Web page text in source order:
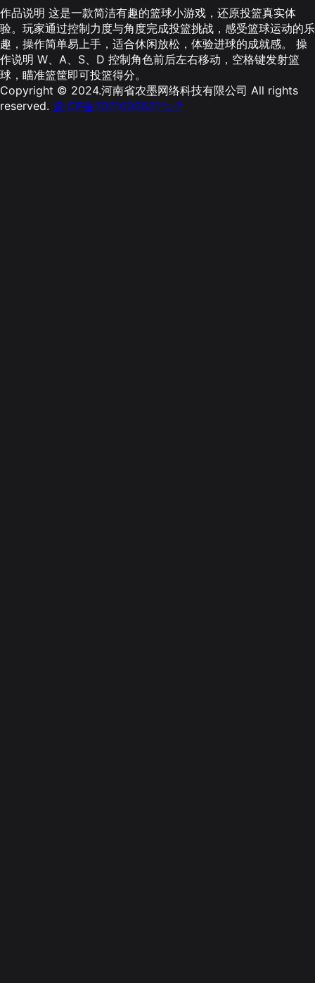
作品说明 这是一款简洁有趣的篮球小游戏，还原投篮真实体
验。玩家通过控制力度与角度完成投篮挑战，感受篮球运动的乐
趣，操作简单易上手，适合休闲放松，体验进球的成就感。 操
作说明 W、A、S、D 控制角色前后左右移动，空格键发射篮
球，瞄准篮筐即可投篮得分。
Copyright © 2024.河南省农墨网络科技有限公司 All rights
reserved. 豫ICP备2021003631号-2